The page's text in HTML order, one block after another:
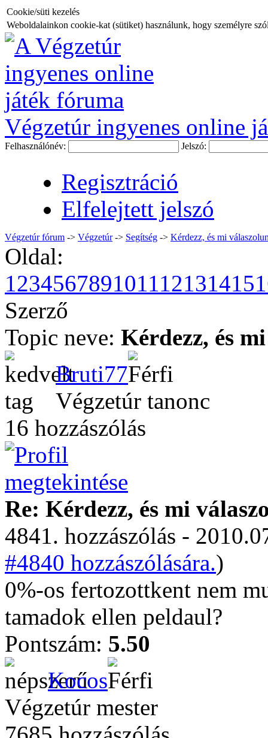
Cookie/süti kezelés
Weboldalainkon cookie-kat (sütiket) használunk, hogy személyre
Végzetúr ingyenes online
Felhasználónév: Jelszó:
Regisztráció
Elfelejtett jelszó
Végzetúr fórum -> Végzetúr-> Segítség -> Kérdezz, és mi
Oldal:
123456789101112131415
Szerző
Topic neve: Kérdezz, és
Bruti77
Végzetúr tanonc
16 hozzászólás
Re: Kérdezz, és mi
4841. hozzászólás -
#4840 hozzászólására.)
0%-os fertozottkent nem
tamadok ellen peldaul?
Pontszám: 5.50
Kocos
Végzetúr mester